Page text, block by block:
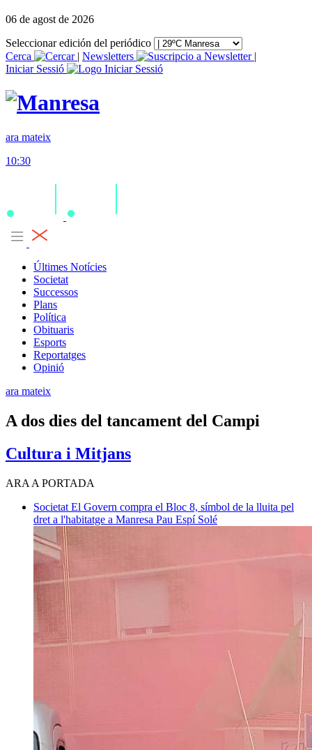
06 de agost de 2026
Seleccionar edición del periódico
Cerca
| Newsletters
|
Iniciar Sessió
ara mateix
10:30
Últimes Notícies
Societat
Successos
Plans
Política
Obituaris
Esports
Reportatges
Opinió
ara mateix
A dos dies del tancament del Campi
Cultura i Mitjans
ARA A PORTADA
Societat El Govern compra el Bloc 8, símbol de la lluita pel
dret a l'habitatge a Manresa Pau Espí Solé